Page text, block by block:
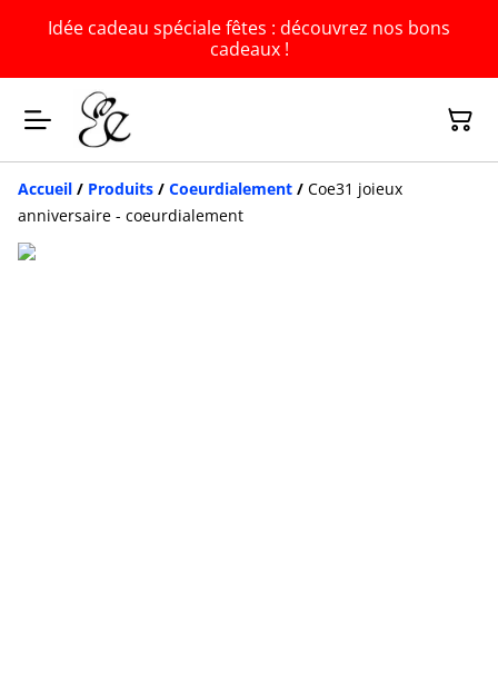
Idée cadeau spéciale fêtes : découvrez nos bons
cadeaux !
Accueil / Produits / Coeurdialement / Coe31 joieux
anniversaire - coeurdialement